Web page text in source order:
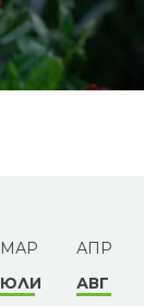
МАР
АПР
ЮЛИ
АВГ